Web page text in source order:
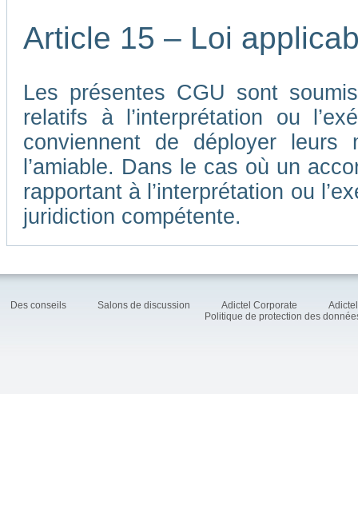
Article 15 – Loi
Les présentes CGU sont
relatifs à l’interprétation ou
conviennent de déployer
l’amiable. Dans le cas où un
rapportant à l’interprétation ou
juridiction compétente.
Des conseils Salons de discussion Adictel Corporate
Politique de protection des